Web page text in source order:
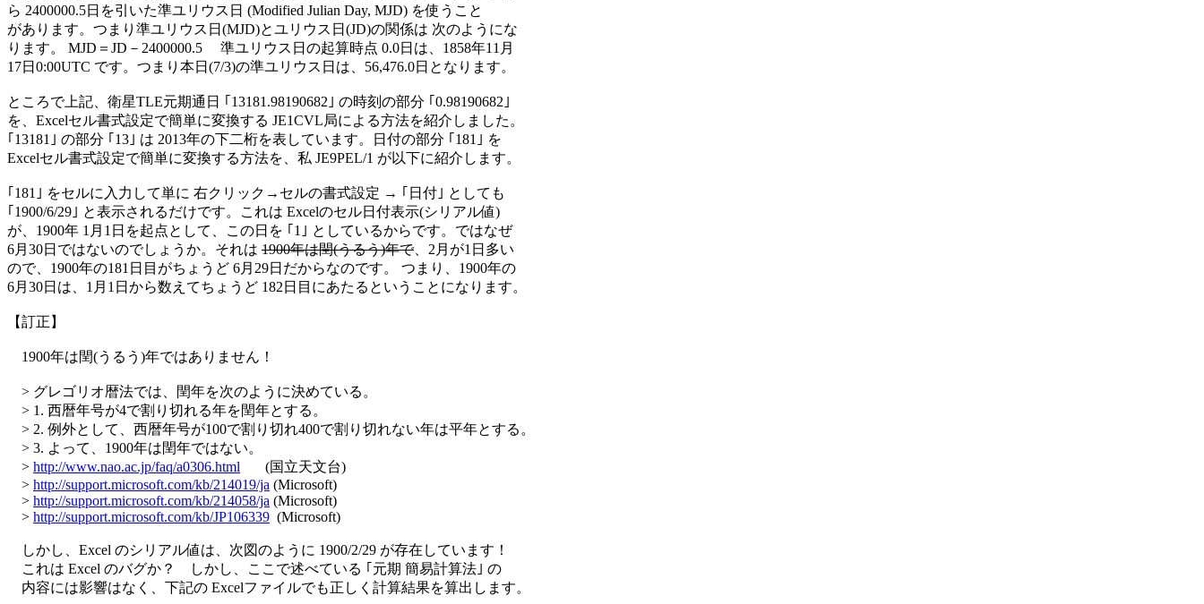
ら 2400000.5日を引いた準ユリウス日 (Modified Julian Day, MJD) を使うこと
があります。つまり準ユリウス日(MJD)とユリウス日(JD)の関係は 次のようにな
ります。 MJD＝JD－2400000.5　 準ユリウス日の起算時点 0.0日は、1858年11月
17日0:00UTC です。つまり本日(7/3)の準ユリウス日は、56,476.0日となります。
ところで上記、衛星TLE元期通日 ｢13181.98190682｣ の時刻の部分 ｢0.98190682｣
を、Excelセル書式設定で簡単に変換する JE1CVL局による方法を紹介しました。
｢13181｣ の部分 ｢13｣ は 2013年の下二桁を表しています。日付の部分 ｢181｣ を
Excelセル書式設定で簡単に変換する方法を、私 JE9PEL/1 が以下に紹介します。
｢181｣ をセルに入力して単に 右クリック→セルの書式設定 → ｢日付｣ としても
｢1900/6/29｣ と表示されるだけです。これは Excelのセル日付表示(シリアル値)
が、1900年 1月1日を起点として、この日を ｢1｣ としているからです。ではなぜ
6月30日ではないのでしょうか。それは 1900年は閏(うるう)年で、2月が1日多い
ので、1900年の181日目がちょうど 6月29日だからなのです。 つまり、1900年の
6月30日は、1月1日から数えてちょうど 182日目にあたるということになります。
【訂正】
1900年は閏(うるう)年ではありません！
> グレゴリオ暦法では、閏年を次のように決めている。
> 1. 西暦年号が4で割り切れる年を閏年とする。
> 2. 例外として、西暦年号が100で割り切れ400で割り切れない年は平年とする。
> 3. よって、1900年は閏年ではない。
> http://www.nao.ac.jp/faq/a0306.html
       (国立天文台)
> http://support.microsoft.com/kb/214019/ja (Microsoft)
> http://support.microsoft.com/kb/214058/ja (Microsoft)
> http://support.microsoft.com/kb/JP106339
  (Microsoft)
しかし、Excel のシリアル値は、次図のように 1900/2/29 が存在しています！
これは Excel のバグか？　しかし、ここで述べている ｢元期 簡易計算法｣ の
内容には影響はなく、下記の Excelファイルでも正しく計算結果を算出します。